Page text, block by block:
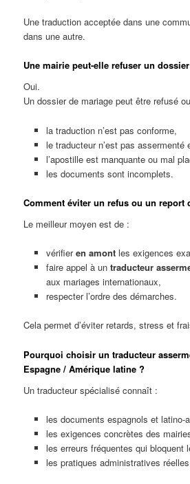
Une traduction acceptée dans une
dans une autre.
Une mairie peut-elle refuser un
Oui.
Un dossier de mariage peut être refusé
la traduction n’est pas conforme,
le traducteur n’est pas assermenté
l’apostille est manquante ou mal
les documents sont incomplets.
Comment éviter un refus ou un report
Le meilleur moyen est de :
vérifieren amontles exigences
faire appel à un traducteur
aux mariages internationaux,
respecter l’ordre des démarches.
Cela permet d’éviter retards, stress et
Pourquoi choisir un traducteur
Espagne / Amérique latine ?
Un traducteur spécialisé connaît :
les documents espagnols et latino-
les exigences concrètes des
les erreurs fréquentes qui bloquent
les pratiques administratives